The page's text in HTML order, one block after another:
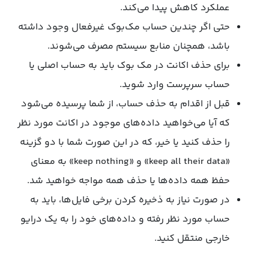
عملکرد کاهش پیدا می‌کند.
حتی اگر چندین حساب مک‌بوک غیرفعال وجود داشته
باشد، همچنان منابع سیستم مصرف می‌شوند.
برای حذف اکانت در مک بوک باید به حساب اصلی یا
حساب سرپرست وارد شوید.
قبل از اقدام به حذف حساب، از شما پرسیده می‌شود
که آیا می‌خواهید داده‌های موجود در اکانت مورد نظر
را حذف کنید یا خیر، که در این صورت شما با دو گزینه
«keep all their data» و «keep nothing» به معنای
حفظ همه داده‌ها یا حذف همه مواجه خواهید شد.
در صورت نیاز به ذخیره کردن برخی فایل‌ها، باید به
حساب مورد نظر رفته و داده‌های خود را به یک درایو
خارجی منتقل کنید.